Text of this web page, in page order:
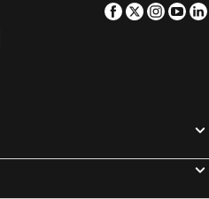
Cottage Cut Villas
Facebook
Twitter